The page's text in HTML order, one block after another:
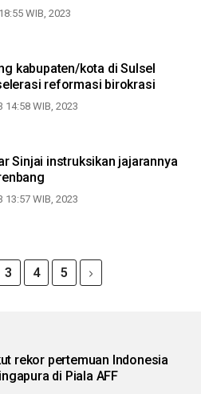
WIB, 2023
kabupaten/kota di Sulsel
reformasi birokrasi
14:58 WIB, 2023
Sinjai instruksikan jajarannya
13:57 WIB, 2023
3 4 5
rekor pertemuan Indonesia
di Piala AFF